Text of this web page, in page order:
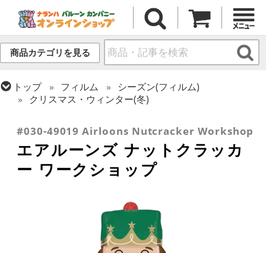
商品カテゴリを見る
トップ フィルム
シーズン(フィルム)
クリスマス・ウィンター(冬)
エアー・スタンディング(空気自立型) バルーン
#030-49019 Airloons Nutcracker Workshop
エアルーンズ ナットクラッカ
ー ワークショップ